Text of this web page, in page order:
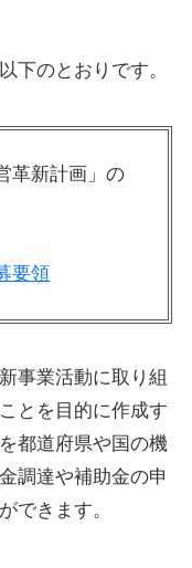
下のとおりです。
革新計画」の
要領
事業活動に取り組
とを目的に作成す
都道府県や国の機
調達や補助金の申
できます。